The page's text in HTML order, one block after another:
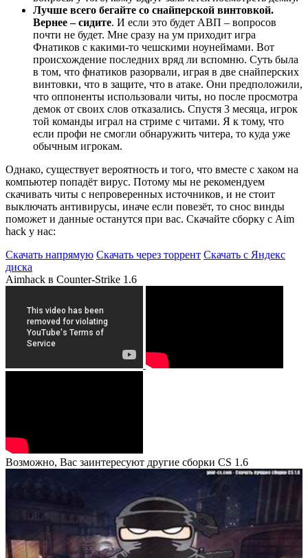
Лучше всего бегайте со снайперской винтовкой.
Вернее – сидите. И если это будет АВП – вопросов
почти не будет. Мне сразу на ум приходит игра
Фнатиков с какими-то чешскими ноунеймами. Вот
происхождение последних вряд ли вспомню. Суть была
в том, что фнатиков разорвали, играя в две снайперских
винтовки, что в защите, что в атаке. Они предположили,
что оппоненты использовали читы, но после просмотра
демок от своих слов отказались. Спустя 3 месяца, игрок
той команды играл на стриме с читами. Я к тому, что
если профи не смогли обнаружить читера, то куда уже
обычным игрокам.
Однако, существует вероятность и того, что вместе с хаком на
компьютер попадёт вирус. Потому мы не рекомендуем
скачивать читы с непроверенных источников, и не стоит
выключать антивирусы, иначе если повезёт, то снос винды
поможет и данные останутся при вас. Скачайте сборку с Aim
hack у нас:
Скачать напрямую Скачать через торрент Скачать с Яндекс
диска
Aimhack в Counter-Strike 1.6
Возможно, Вас заинтересуют другие сборки CS 1.6